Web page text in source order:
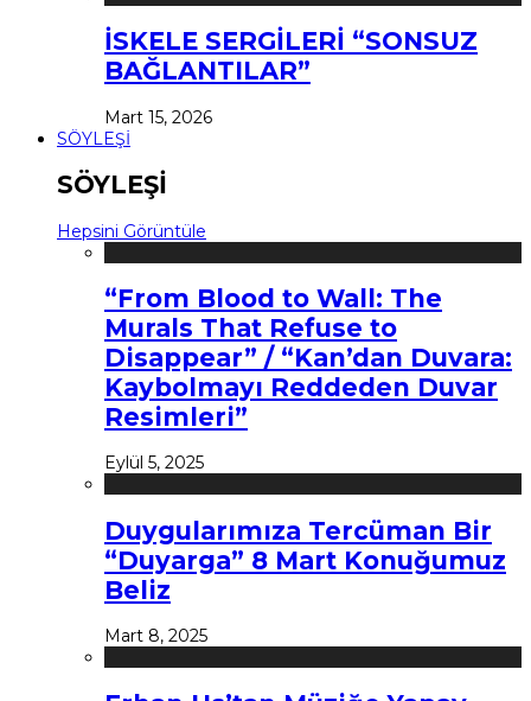
İSKELE SERGİLERİ “SONSUZ
BAĞLANTILAR”
Mart 15, 2026
SÖYLEŞİ
SÖYLEŞİ
Hepsini Görüntüle
“From Blood to Wall: The
Murals That Refuse to
Disappear” / “Kan’dan Duvara:
Kaybolmayı Reddeden Duvar
Resimleri”
Eylül 5, 2025
Duygularımıza Tercüman Bir
“Duyarga” 8 Mart Konuğumuz
Beliz
Mart 8, 2025